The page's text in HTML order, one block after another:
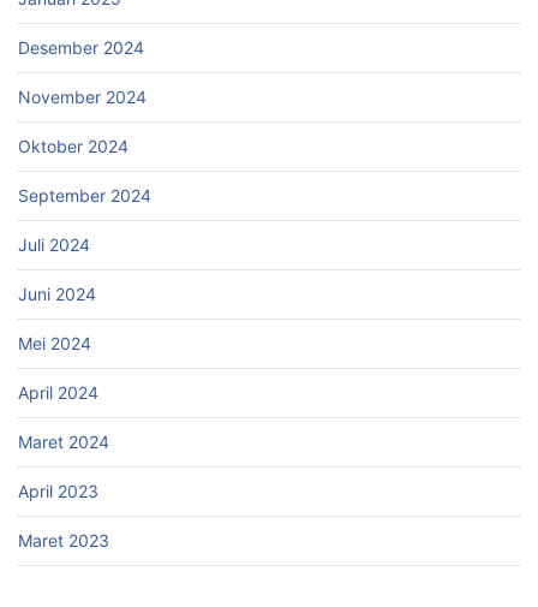
Desember 2024
November 2024
Oktober 2024
September 2024
Juli 2024
Juni 2024
Mei 2024
April 2024
Maret 2024
April 2023
Maret 2023